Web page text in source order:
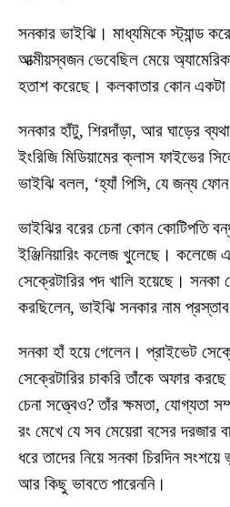
সনকার ভাইঝি। মাধ্যমিকে স্ট্যান্ড
আত্মীয়স্বজন ভেবেছিল মেয়ে
হতাশ করেছে। কলকাতার কোন একটা
সনকার হাঁটু, শিরদাঁড়া, আর ঘাড়ের
ইংরিজি মিডিয়ামের ক্লাস ফাইভের
ভাইঝি বলল, ‘হ্যাঁ পিসি, যে জন্য
ভাইঝির বরের চেনা কোন কোটিপতি বন্ধু
ইঞ্জিনিয়ারিং কলেজ খুলেছে। কলেজে
সেক্রেটারির পদ খালি হয়েছে।
করছিলেন, ভাইঝি সনকার নাম
সনকা হাঁ হয়ে গেলেন। প্রাইভেট
সেক্রেটারির চাকরি তাঁকে অফার
চেনা সত্ত্বেও? তাঁর ক্ষমতা, যোগ্যতা
রং মেখে যে সব মেয়েরা বসের
ধরে তাদের নিয়ে সনকা চিরদিন
আর কিছু ভাবতে পারেননি।